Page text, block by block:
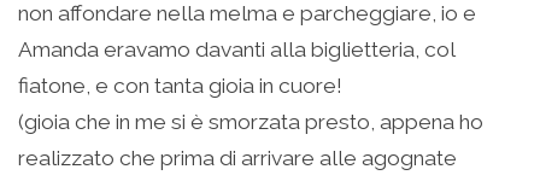
non affondare nella melma e parcheggiare, io e
Amanda eravamo davanti alla biglietteria, col
fiatone, e con tanta gioia in cuore!
(gioia che in me si è smorzata presto, appena ho
realizzato che prima di arrivare alle agognate